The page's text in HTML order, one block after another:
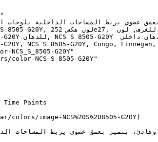
G20Y"
NCS_S_8505-G20Y"
image-NCS%20S%208505-G20Y)